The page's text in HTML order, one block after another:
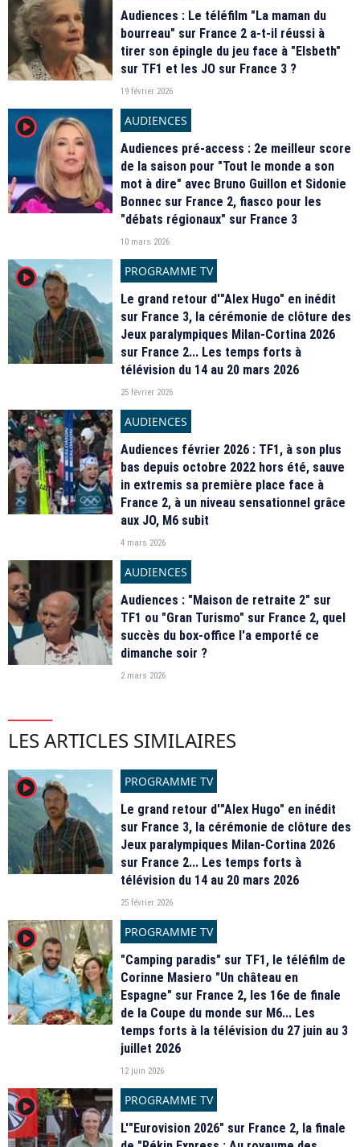
Audiences : Le téléfilm "La maman du
bourreau" sur France 2 a-t-il réussi à
tirer son épingle du jeu face à "Elsbeth"
sur TF1 et les JO sur France 3 ?
19 février 2026
player2
AUDIENCES
Audiences pré-access : 2e meilleur score
de la saison pour "Tout le monde a son
mot à dire" avec Bruno Guillon et Sidonie
Bonnec sur France 2, fiasco pour les
"débats régionaux" sur France 3
10 mars 2026
player2
PROGRAMME TV
Le grand retour d'"Alex Hugo" en inédit
sur France 3, la cérémonie de clôture des
Jeux paralympiques Milan-Cortina 2026
sur France 2... Les temps forts à
télévision du 14 au 20 mars 2026
25 février 2026
AUDIENCES
Audiences février 2026 : TF1, à son plus
bas depuis octobre 2022 hors été, sauve
in extremis sa première place face à
France 2, à un niveau sensationnel grâce
aux JO, M6 subit
4 mars 2026
AUDIENCES
Audiences : "Maison de retraite 2" sur
TF1 ou "Gran Turismo" sur France 2, quel
succès du box-office l'a emporté ce
dimanche soir ?
2 mars 2026
LES ARTICLES SIMILAIRES
player2
PROGRAMME TV
Le grand retour d'"Alex Hugo" en inédit
sur France 3, la cérémonie de clôture des
Jeux paralympiques Milan-Cortina 2026
sur France 2... Les temps forts à
télévision du 14 au 20 mars 2026
25 février 2026
player2
PROGRAMME TV
"Camping paradis" sur TF1, le téléfilm de
Corinne Masiero "Un château en
Espagne" sur France 2, les 16e de finale
de la Coupe du monde sur M6... Les
temps forts à la télévision du 27 juin au 3
juillet 2026
12 juin 2026
player2
PROGRAMME TV
L'"Eurovision 2026" sur France 2, la finale